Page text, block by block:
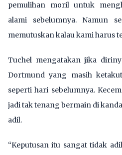
pemulihan moril untuk
alami sebelumnya. Namun
memutuskan kalau kami harus
Tuchel mengatakan jika
Dortmund yang masih
seperti hari sebelumnya.
jadi tak tenang bermain di
adil.
“Keputusan itu sangat tidak